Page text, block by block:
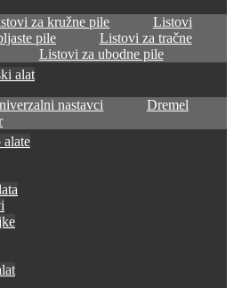
za kružne pile
Listovi
pile
Listovi za tračne
Listovi za ubodne pile
alat
nastavci
Dremel